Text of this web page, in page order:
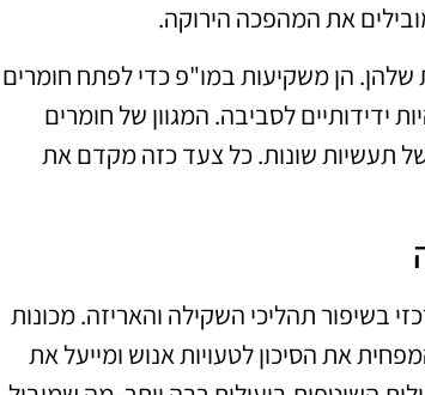
את המהפכה הירוקה.
הן משקיעות במו"פ כדי לפתח חומרים
ידידותיים לסביבה. המגוון של חומרים
תעשיות שונות. כל צעד כזה מקדם את
בשיפור תהליכי השקילה והאריזה. מכונות
את הסיכון לטעויות אנוש ומייעל את